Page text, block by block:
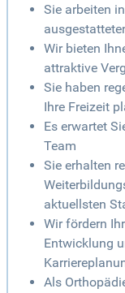
Sie arbeiten
Wir bieten
attraktive
Sie haben
Ihre Freizeit
Es erwartet
Team
Sie erhalten
aktuellsten
Wir fördern
Entwicklung
Als